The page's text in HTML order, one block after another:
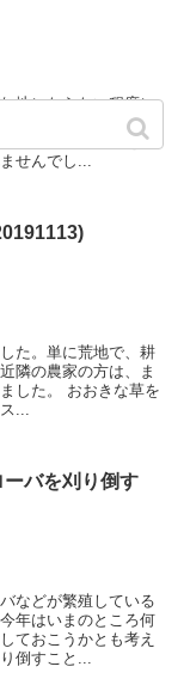
地にならない程度に
した。ここは昨年カ
ツマイモは若芽を何
せんでし...
た。単に荒地で、耕
隣の農家の方は、ま
した。 おおきな草を
...
バを刈り倒す
などが繁殖している
年はいまのところ何
ておこうかとも考え
倒すこと...